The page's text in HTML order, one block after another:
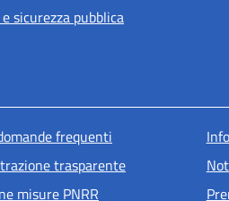
sicurezza pubblica
piè di
frequenti
trasparente
misure PNRR